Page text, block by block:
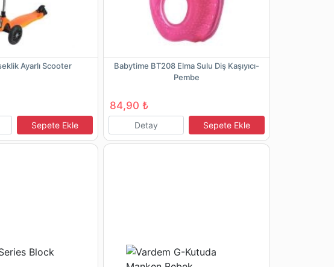
Ayarlı Scooter
Sepete Ekle
Babytime BT208 Elma Sulu Diş Kaşıyıcı-
Pembe
84,90 ₺
Detay Sepete Ekle